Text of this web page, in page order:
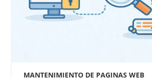
MANTENIMIENTO DE PAGINAS WEB